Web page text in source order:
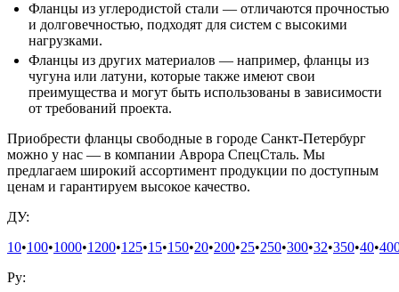
Фланцы из углеродистой стали — отличаются прочностью
и долговечностью, подходят для систем с высокими
нагрузками.
Фланцы из других материалов — например, фланцы из
чугуна или латуни, которые также имеют свои
преимущества и могут быть использованы в зависимости
от требований проекта.
Приобрести фланцы свободные в городе Санкт-Петербург
можно у нас — в компании Аврора СпецСталь. Мы
предлагаем широкий ассортимент продукции по доступным
ценам и гарантируем высокое качество.
ДУ:
10•100•1000•1200•125•15•150•20•200•25•250•300•32•350•40•
Ру: